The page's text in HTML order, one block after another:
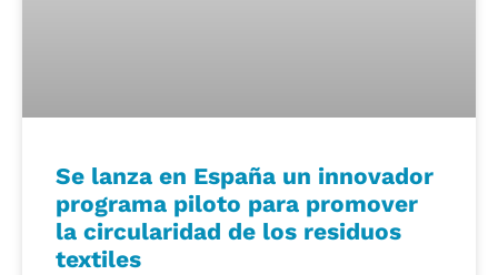
Se lanza en España un innovador
programa piloto para promover
la circularidad de los residuos
textiles